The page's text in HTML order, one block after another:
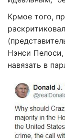
Крмое того,
Нэнси
навязать в